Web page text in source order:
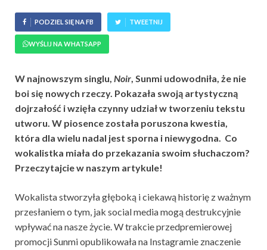
PODZIEL SIĘ NA FB TWEETNIJ
WYŚLIJ NA WHATSAPP
W najnowszym singlu, Noir, Sunmi udowodniła, że nie
boi się nowych rzeczy. Pokazała swoją artystyczną
dojrzałość i wzięła czynny udział w tworzeniu tekstu
utworu. W piosence została poruszona kwestia,
która dla wielu nadal jest sporna i niewygodna. Co
wokalistka miała do przekazania swoim słuchaczom?
Przeczytajcie w naszym artykule!
Wokalista stworzyła głęboką i ciekawą historię z ważnym
przesłaniem o tym, jak social media mogą destrukcyjnie
wpływać na nasze życie. W trakcie przedpremierowej
promocji Sunmi opublikowała na Instagramie znaczenie